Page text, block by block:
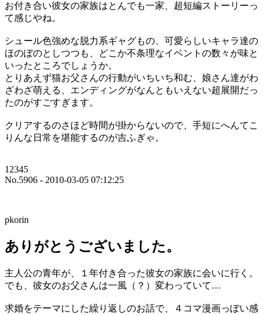
お付き合い彼女の家族はとんでも一家、超短編ストーリーっ
て感じやね。
シュール色強めな脱力系ギャグもの、可愛らしいキャラ達の
ほのぼのとしつつも、どこか不条理なイベントの数々が味と
いったところでしょうか。
とりあえず猫お父さんの行動がいちいち和む、娘さん達がわ
ざわざ萌える、エンディングがなんともいえない超展開だっ
たのがすごすぎます。
クリアするのさほど時間が掛からないので、手短にへんてこ
りんな日常を堪能するのが吉ふぎゃ。
12345
No.5906 - 2010-03-05 07:12:25
pkorin
ありがとうございました。
主人公の青年が、１年付き合った彼女の家族に会いに行く。
でも、彼女のお父さんは一風（？）変わっていて…
求婚をテーマにした繰り返しのお話で、４コマ漫画っぽい感